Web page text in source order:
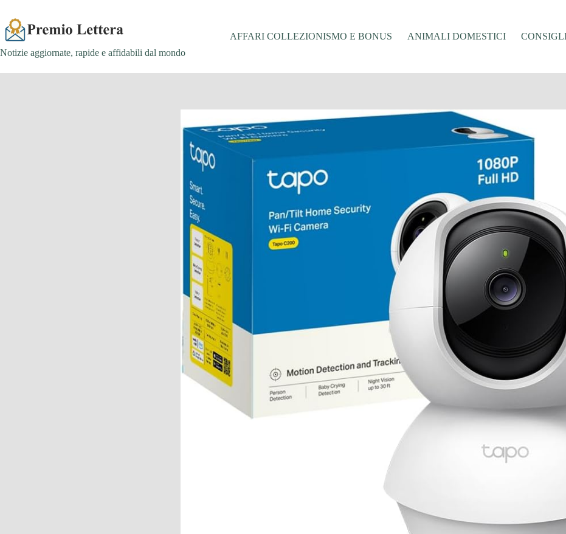
contenuto
Notizie aggiornate, rapide e affidabili dal mondo
AFFARI COLLEZIONISMO E BONUS ANIMALI DOMESTICI